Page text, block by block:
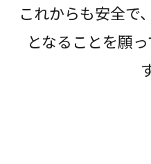
これからも安全で
となることを願